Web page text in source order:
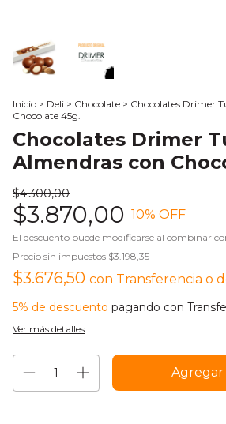
Inicio > Deli > Chocolate > Chocolates Drimer
Chocolate 45g.
Chocolates Drimer
Almendras con
$4.300,00
$3.870,00 10% OFF
El descuento puede modificarse al combinar
Precio sin impuestos $3.198,35
$3.676,50 con Transferencia o
5% de descuento pagando con
Ver más detalles